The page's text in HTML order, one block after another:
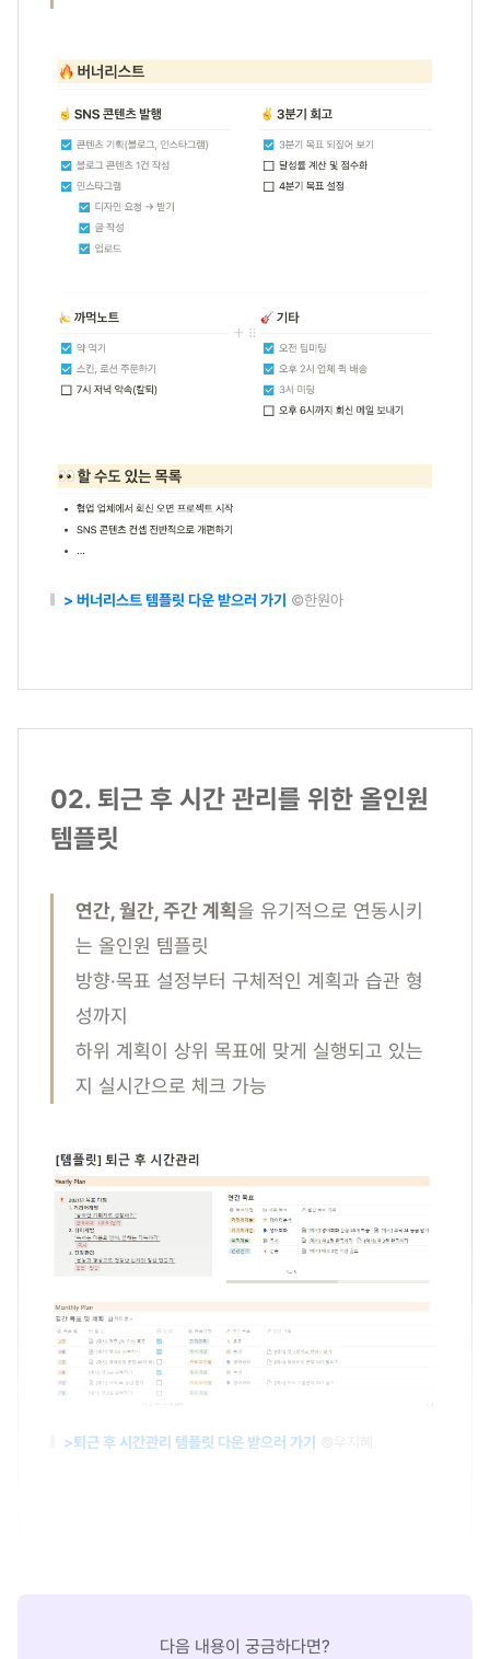
> 버너리스트 템플릿 다운 받으러 가기 ©한원아
02. 퇴근 후 시간 관리를 위한 올인원
템플릿
연간, 월간, 주간 계획을 유기적으로 연동시키
는 올인원 템플릿
방향·목표 설정부터 구체적인 계획과 습관 형
성까지
하위 계획이 상위 목표에 맞게 실행되고 있는
지 실시간으로 체크 가능
>퇴근 후 시간관리 템플릿 다운 받으러 가기
다음 내용이 궁금하다면?